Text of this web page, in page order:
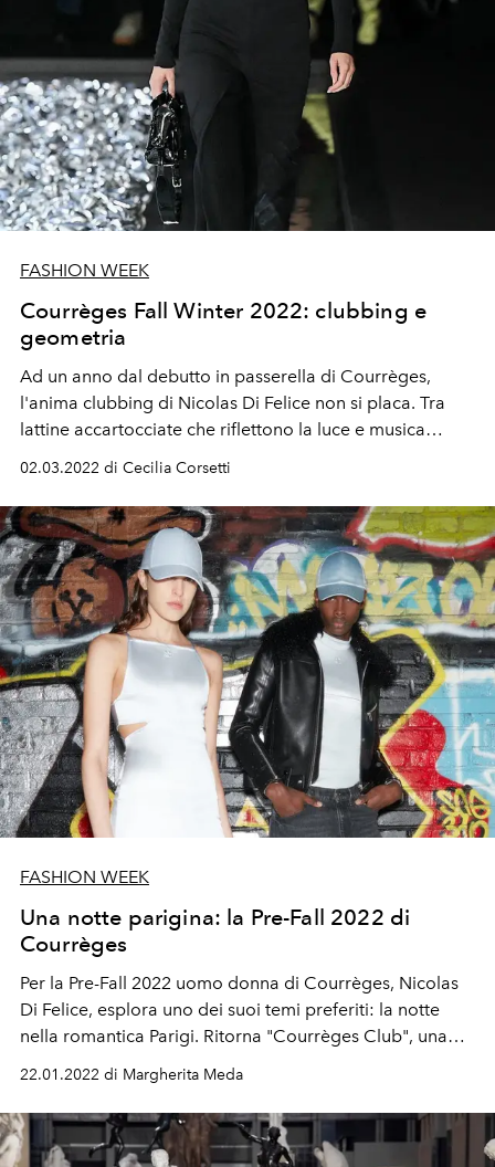
FASHION WEEK
Courrèges Fall Winter 2022: clubbing e
geometria
Ad un anno dal debutto in passerella di Courrèges,
l'anima clubbing di Nicolas Di Felice non si placa. Tra
lattine accartocciate che riflettono la luce e musica
geometrie e e tracce di formalwear che fanno capolino.
02.03.2022 di Cecilia Corsetti
FASHION WEEK
Una notte parigina: la Pre-Fall 2022 di
Courrèges
Per la Pre-Fall 2022 uomo donna di Courrèges, Nicolas
Di Felice, esplora uno dei suoi temi preferiti: la notte
nella romantica Parigi. Ritorna "Courrèges Club", una
piccola sorpresa)
22.01.2022 di Margherita Meda